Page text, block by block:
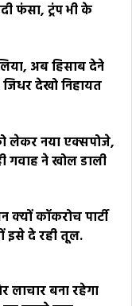
फंसा, ट्रंप भी के
अब हिसाब देने
देखो निहायत
लेकर नया एक्सपोजे,
गवाह ने खोल डाली
कॉकरोच पार्टी
इसे दे रही तूल.
लाचार बना रहेगा